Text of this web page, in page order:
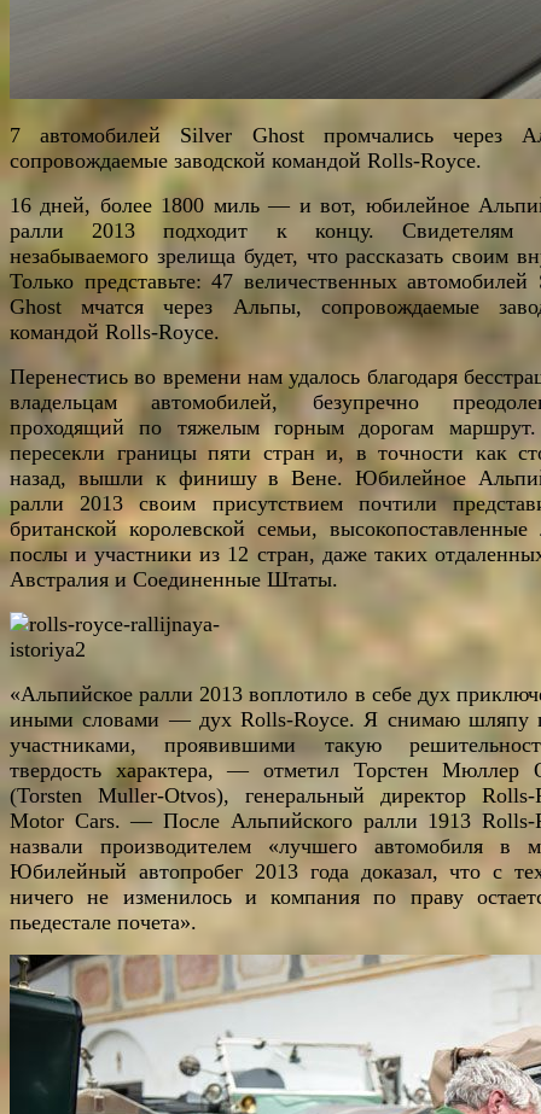
7 автомобилей Silver Ghost промчались через
сопровождаемые заводской командой Rolls-Royce.
16 дней, более 1800 миль — и вот, юбилейное
ралли 2013 подходит к концу. Свидетелям
незабываемого зрелища будет, что рассказать своим
Только представьте: 47 величественных автомобилей
Ghost мчатся через Альпы, сопровождаемые
командой Rolls-Royce.
Перенестись во времени нам удалось благодаря
владельцам автомобилей, безупречно
проходящий по тяжелым горным дорогам
пересекли границы пяти стран и, в точности как
назад, вышли к финишу в Вене. Юбилейное
ралли 2013 своим присутствием почтили
британской королевской семьи, высокопоставленные
послы и участники из 12 стран, даже таких
Австралия и Соединенные Штаты.
«Альпийское ралли 2013 воплотило в себе дух
иными словами — дух Rolls-Royce. Я снимаю шляпу
участниками, проявившими такую
твердость характера, — отметил Торстен Мюллер
(Torsten Muller-Otvos), генеральный директор Rolls-
Motor Cars. — После Альпийского ралли 1913 Rolls-
назвали производителем «лучшего автомобиля в
Юбилейный автопробег 2013 года доказал, что с
ничего не изменилось и компания по праву
пьедестале почета».